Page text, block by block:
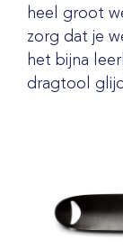
heel groot
zorg dat je
het bijna
dragtool